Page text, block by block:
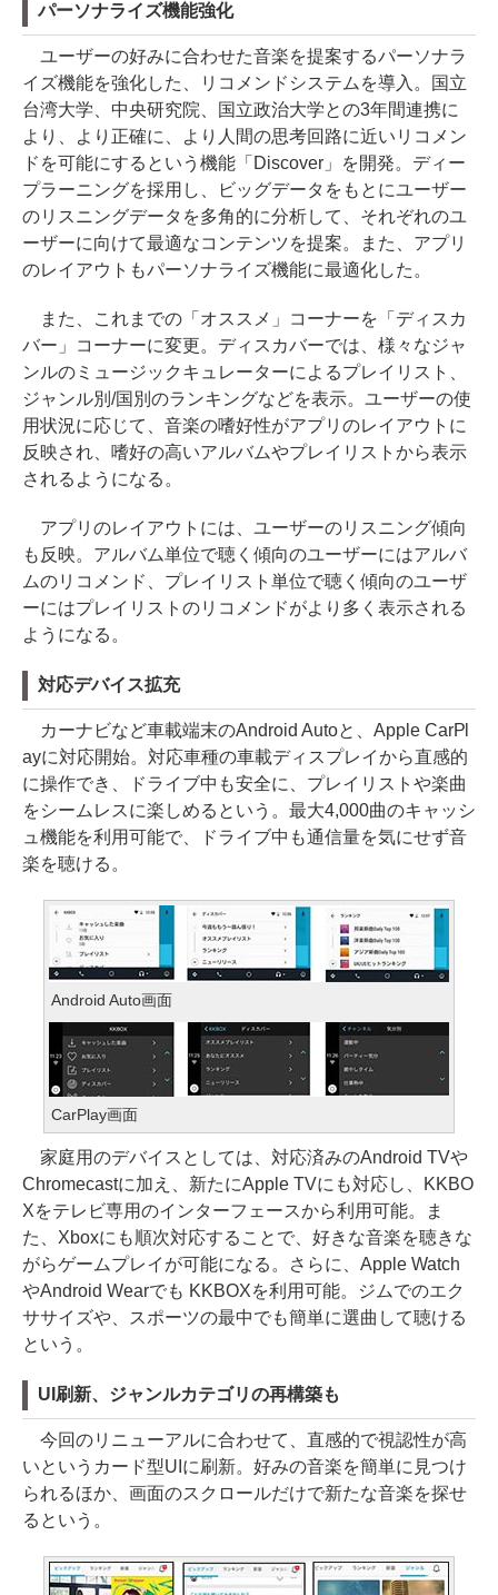
パーソナライズ機能強化
ユーザーの好みに合わせた音楽を提案するパーソナラ
イズ機能を強化した、リコメンドシステムを導入。国立
台湾大学、中央研究院、国立政治大学との3年間連携に
より、より正確に、より人間の思考回路に近いリコメン
ドを可能にするという機能「Discover」を開発。ディー
プラーニングを採用し、ビッグデータをもとにユーザー
のリスニングデータを多角的に分析して、それぞれのユ
ーザーに向けて最適なコンテンツを提案。また、アプリ
のレイアウトもパーソナライズ機能に最適化した。
また、これまでの「オススメ」コーナーを「ディスカ
バー」コーナーに変更。ディスカバーでは、様々なジャ
ンルのミュージックキュレーターによるプレイリスト、
ジャンル別/国別のランキングなどを表示。ユーザーの使
用状況に応じて、音楽の嗜好性がアプリのレイアウトに
反映され、嗜好の高いアルバムやプレイリストから表示
されるようになる。
アプリのレイアウトには、ユーザーのリスニング傾向
も反映。アルバム単位で聴く傾向のユーザーにはアルバ
ムのリコメンド、プレイリスト単位で聴く傾向のユーザ
ーにはプレイリストのリコメンドがより多く表示される
ようになる。
対応デバイス拡充
カーナビなど車載端末のAndroid Autoと、Apple CarPl
ayに対応開始。対応車種の車載ディスプレイから直感的
に操作でき、ドライブ中も安全に、プレイリストや楽曲
をシームレスに楽しめるという。最大4,000曲のキャッシ
ュ機能を利用可能で、ドライブ中も通信量を気にせず音
楽を聴ける。
Android Auto画面
CarPlay画面
家庭用のデバイスとしては、対応済みのAndroid TVや
Chromecastに加え、新たにApple TVにも対応し、KKBO
Xをテレビ専用のインターフェースから利用可能。ま
た、Xboxにも順次対応することで、好きな音楽を聴きな
がらゲームプレイが可能になる。さらに、Apple Watch
やAndroid Wearでも KKBOXを利用可能。ジムでのエク
ササイズや、スポーツの最中でも簡単に選曲して聴ける
という。
UI刷新、ジャンルカテゴリの再構築も
今回のリニューアルに合わせて、直感的で視認性が高
いというカード型UIに刷新。好みの音楽を簡単に見つけ
られるほか、画面のスクロールだけで新たな音楽を探せ
るという。